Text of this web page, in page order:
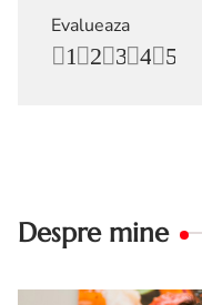
Evalueaza
5
4
3
2
1
Despre mine